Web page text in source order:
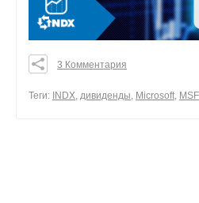
0
3 Комментария
Теги: INDX, дивиденды, Microsoft,